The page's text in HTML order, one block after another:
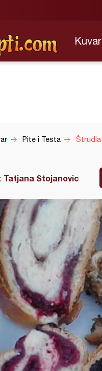
Kuvar
Pite i Testa Štrudla
Tatjana Stojanovic